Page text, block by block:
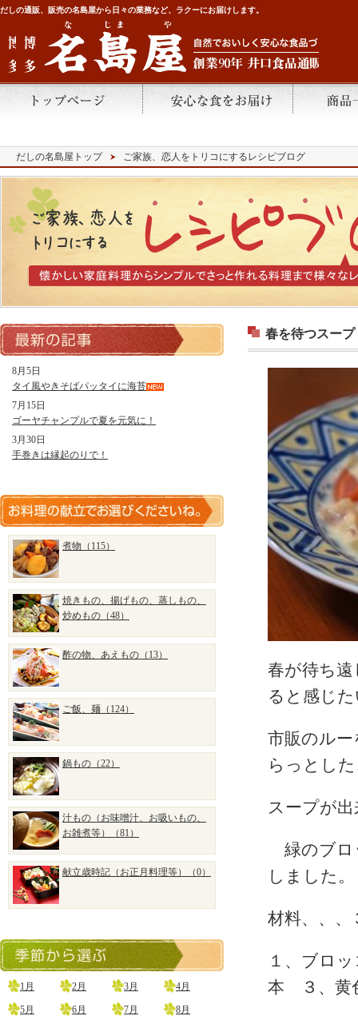
だしの通販、販売の名島屋から日々の業務など、ラクーにお届けします。
だしの名島屋トップ ご家族、恋人をトリコにするレシピブログ
春を待つスープ
春が待ち
ると感じ
市販のル
らっとし
スープが
緑のブロ
しました。
材料、、、
１、ブロ
本 ３、黄
8月5日
タイ風やきそばパッタイに海苔
7月15日
ゴーヤチャンプルで夏を元気に！
3月30日
手巻きは縁起のりで！
煮物（115）
焼きもの、揚げもの、蒸しもの、
炒めもの（48）
酢の物、あえもの（13）
ご飯、麺（124）
鍋もの（22）
汁もの（お味噌汁、お吸いもの、
お雑煮等）（81）
献立歳時記（お正月料理等）（0）
1月 2月 3月 4月
5月 6月 7月 8月